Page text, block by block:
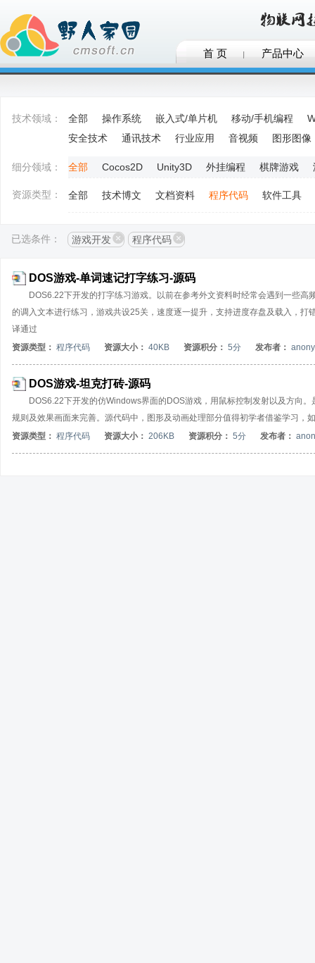
首 页 产品中心
技术领域： 全部 操作系统 嵌入式/单片机 移动/手机编程
安全技术
通讯技术 行业应用 音视频 图形图像
细分领域： 全部 Cocos2D Unity3D 外挂编程 棋牌游戏
资源类型： 全部 技术博文 文档资料 程序代码 软件工具
已选条件： 游戏开发 程序代码
DOS游戏-单词速记打字练习-源码
DOS6.22下开发的打字练习游戏。以前在参考外文资料时经常会遇到一些
的调入文本进行练习，游戏共设25关，速度逐一提升，支持进度存盘及载入，
译通过
资源类型： 程序代码 资源大小： 40KB 资源积分： 5分 发布者：
DOS游戏-坦克打砖-源码
DOS6.22下开发的仿Windows界面的DOS游戏，用鼠标控制发射以及方向
规则及效果画面来完善。源代码中，图形及动画处理部分值得初学者借鉴学习
资源类型： 程序代码 资源大小： 206KB 资源积分： 5分 发布者：